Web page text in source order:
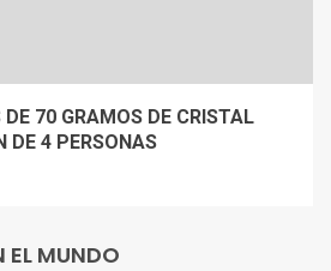
70 GRAMOS DE CRISTAL
DE 4 PERSONAS
EL MUNDO